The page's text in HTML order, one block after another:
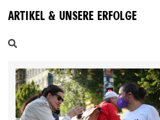
ARTIKEL & UNSERE ERFOLGE